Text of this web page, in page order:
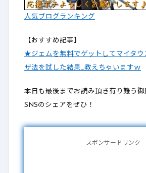
人気ブログランキング
【おすすめ記事】
★ジェムを無料でゲットしてマイタウ
ザ法を試した結果…教えちゃいますｗ
本日も最後までお読み頂き有り難う御
SNSのシェアをぜひ！
スポンサードリンク